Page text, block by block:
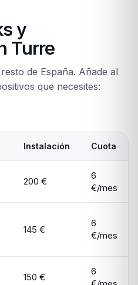
y
Turre
de España. Añade al
que necesites:
Instalación Cuota
200 €
6
€/mes
145 €
6
€/mes
150 €
6